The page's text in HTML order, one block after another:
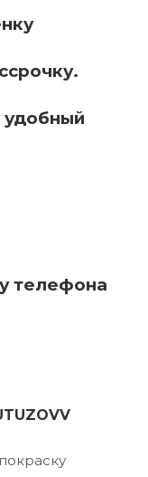
удобный
телефона